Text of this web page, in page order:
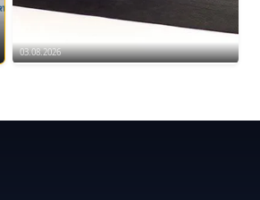
03.08.2026